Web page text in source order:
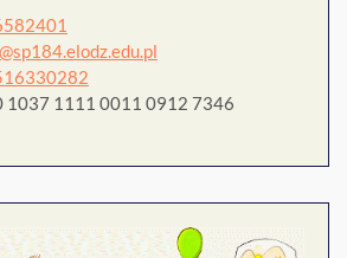
1037 1111 0011 0912 7346